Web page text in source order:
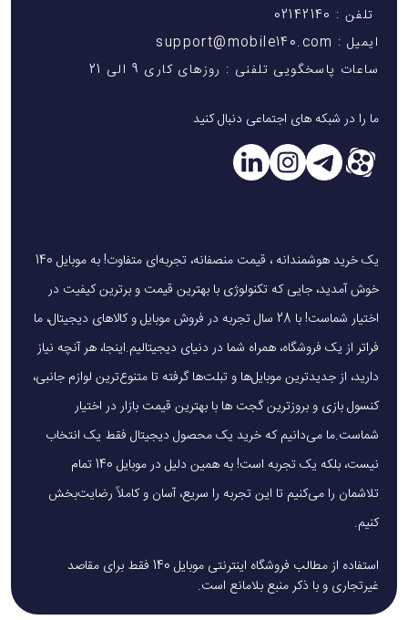
تلفن : 02142140
ایمیل : support@mobile140.com
ساعات پاسخگویی تلفنی : روزهای کاری 9 الی 21
ما را در شبکه های اجتماعی دنبال کنید
یک خرید هوشمندانه ، قیمت منصفانه، تجربه‌ای متفاوت! به موبایل 140
خوش آمدید، جایی که تکنولوژی با بهترین قیمت و برترین کیفیت در
اختیار شماست! با 28 سال تجربه در فروش موبایل و کالاهای دیجیتال، ما
فراتر از یک فروشگاه، همراه شما در دنیای دیجیتالیم.اینجا، هر آنچه نیاز
دارید، از جدیدترین موبایل‌ها و تبلت‌ها گرفته تا متنوع‌ترین لوازم جانبی،
کنسول بازی و بروزترین گجت ها با بهترین قیمت بازار در اختیار
شماست.ما می‌دانیم که خرید یک محصول دیجیتال فقط یک انتخاب
نیست، بلکه یک تجربه است! به همین دلیل در موبایل 140 تمام
تلاشمان را می‌کنیم تا این تجربه را سریع، آسان و کاملاً رضایت‌بخش
کنیم.
استفاده از مطالب فروشگاه اینترنتی موبایل 140 فقط برای مقاصد
غیرتجاری و با ذکر منبع بلامانع است.